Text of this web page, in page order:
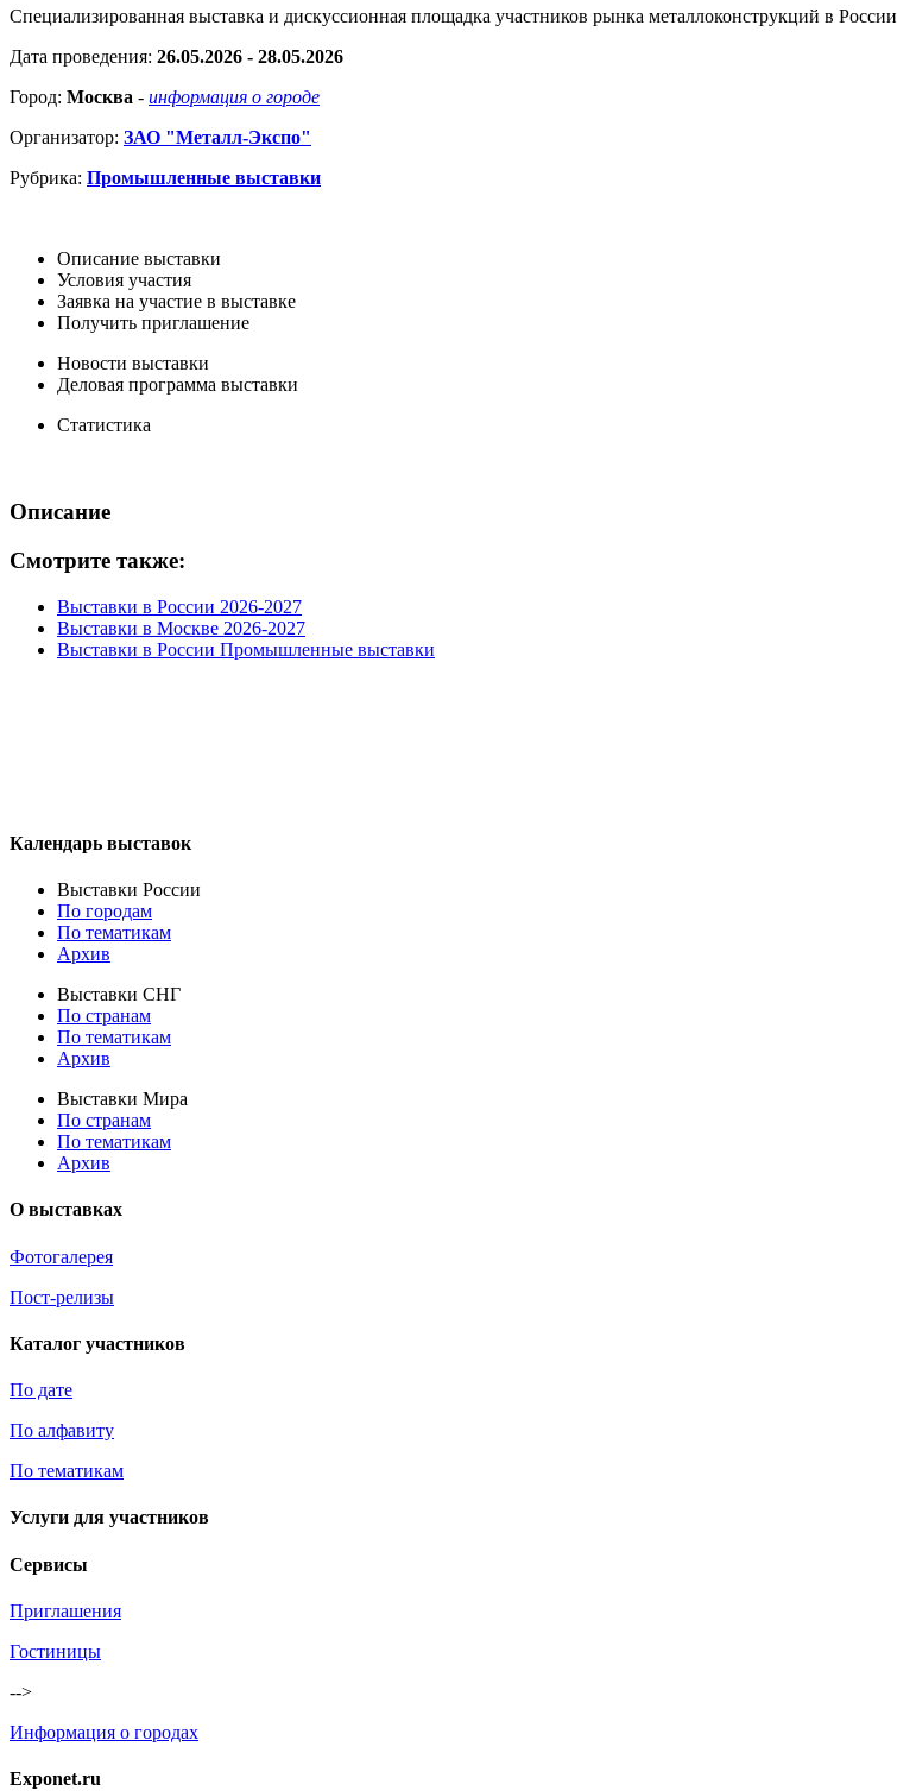
Специализированная выставка и дискуссионная площадка участников рынка металлоконструкций в России
Дата проведения: 26.05.2026 - 28.05.2026
Город: Москва - информация о городе
Организатор: ЗАО "Металл-Экспо"
Рубрика: Промышленные выставки
Описание выставки
Условия участия
Заявка на участие в выставке
Получить приглашение
Новости выставки
Деловая программа выставки
Статистика
Описание
Смотрите также:
Выставки в России 2026-2027
Выставки в Москве 2026-2027
Выставки в России Промышленные выставки
Календарь выставок
Выставки России
По городам
По тематикам
Архив
Выставки СНГ
По странам
По тематикам
Архив
Выставки Мира
По странам
По тематикам
Архив
О выставках
Фотогалерея
Пост-релизы
Каталог участников
По дате
По алфавиту
По тематикам
Услуги для участников
Сервисы
Приглашения
Гостиницы
-->
Информация о городах
Exponet.ru